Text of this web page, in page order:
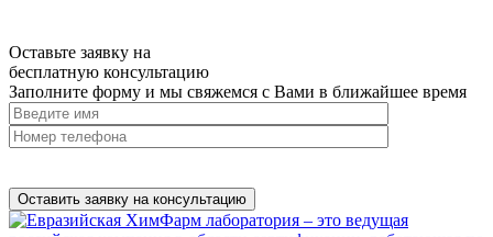
Оставьте заявку на
бесплатную консультацию
Заполните форму и мы свяжемся с Вами в ближайшее время